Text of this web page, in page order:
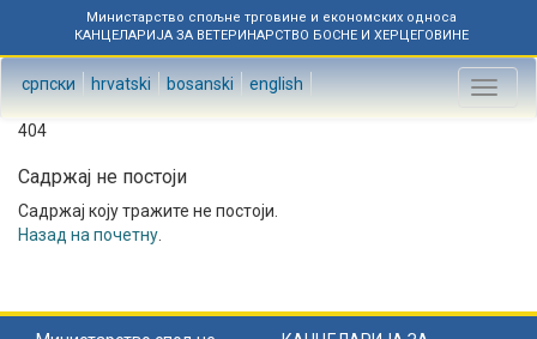
Министарство спољне трговине и економских односа
КАНЦЕЛАРИЈА ЗА ВЕТЕРИНАРСТВО БОСНЕ И ХЕРЦЕГОВИНЕ
српски hrvatski bosanski english
Toggle
404
Садржај не постоји
Садржај коју тражите не постоји.
Назад на почетну